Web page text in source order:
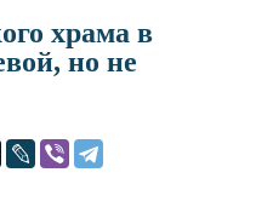
храма в
но не